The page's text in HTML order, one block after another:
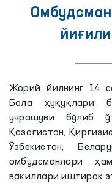
Жорий йилнинг 14
Бола ҳуқуқлари
учрашуви бўлиб
Қозоғистон,
Ўзбекистон,
омбудсманлари
вакиллари иштирок